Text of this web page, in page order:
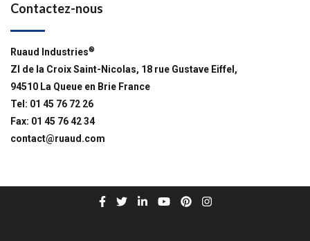
Contactez-nous
Ruaud Industries®
ZI de la Croix Saint-Nicolas, 18 rue Gustave Eiffel,
94510 La Queue en Brie France
Tel: 01 45 76 72 26
Fax: 01 45 76 42 34
contact@ruaud.com